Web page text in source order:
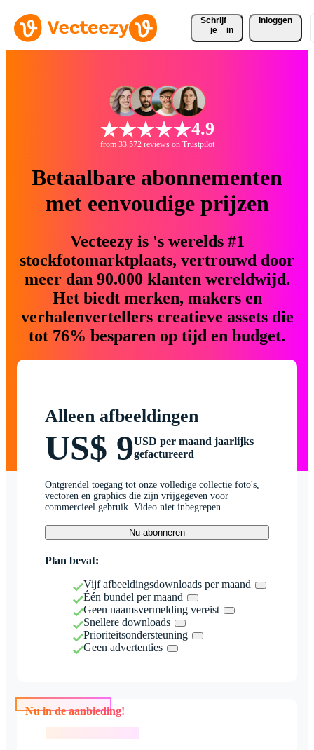
Schrijf
je
in
Inloggen
4.9
from 33.572 reviews on Trustpilot
Betaalbare abonnementen
met eenvoudige prijzen
Vecteezy is 's werelds #1
stockfotomarktplaats, vertrouwd door
meer dan 90.000 klanten wereldwijd.
Het biedt merken, makers en
verhalenvertellers creatieve assets die
tot 76% besparen op tijd en budget.
Alleen afbeeldingen
US$ 9USD per maand jaarlijks
gefactureerd
Ontgrendel toegang tot onze volledige collectie foto's,
vectoren en graphics die zijn vrijgegeven voor
commercieel gebruik. Video niet inbegrepen.
Nu abonneren
Plan bevat:
Vijf afbeeldingsdownloads per maand
Één bundel per maand
Geen naamsvermelding vereist
Snellere downloads
Prioriteitsondersteuning
Geen advertenties
Nu in de aanbieding!